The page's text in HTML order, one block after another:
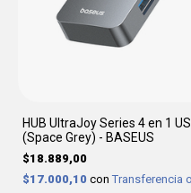
HUB UltraJoy Series 4 en 1
(Space Grey) - BASEUS
$18.889,00
$17.000,10 con Transferencia